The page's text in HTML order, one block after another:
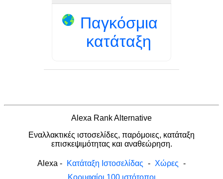
Παγκόσμια
κατάταξη
Alexa Rank Alternative
Εναλλακτικές ιστοσελίδες, παρόμοιες, κατάταξη
επισκεψιμότητας και αναθεώρηση.
Alexa - Κατάταξη Ιστοσελίδας - Χώρες -
Κορυφαίοι 100 ιστότοποι